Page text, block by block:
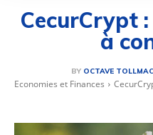
CecurCrypt
à
BY OCTAVE
Economies et Finances